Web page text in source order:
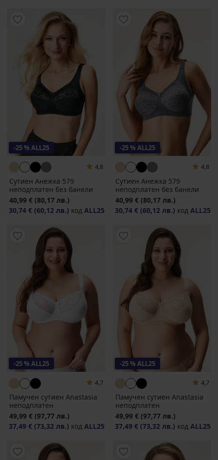
-25 % ALL25
4,8
Сутиен Анежка 579
неподплатен без банели
40,99 € (80,17 лв.)
30,74 € (60,12 лв.) код ALL25
-25 % ALL25
4,8
Сутиен Анежка 579
неподплатен без банели
40,99 € (80,17 лв.)
30,74 € (60,12 лв.) код ALL25
-25 % ALL25
4,7
Памучен сутиен Anastasia
неподплатен
49,99 € (97,77 лв.)
37,49 € (73,32 лв.) код ALL25
-25 % ALL25
4,7
Памучен сутиен Anastasia
неподплатен
49,99 € (97,77 лв.)
37,49 € (73,32 лв.) код ALL25